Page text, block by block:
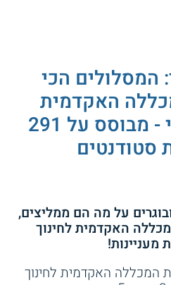
המסלולים הכי
האקדמית
לחינוך ע"ש קיי - מבוסס על 291
סטודנטים
ובוגרים על מה הם ממליצים,
האקדמית לחינוך
מעניינות!
המכללה האקדמית לחינוך